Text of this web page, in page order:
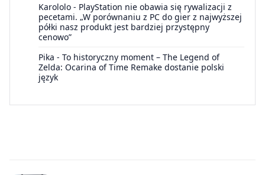
Karololo - PlayStation nie obawia się rywalizacji z
pecetami. „W porównaniu z PC do gier z najwyższej
półki nasz produkt jest bardziej przystępny
cenowo”
Pika - To historyczny moment – The Legend of
Zelda: Ocarina of Time Remake dostanie polski
język